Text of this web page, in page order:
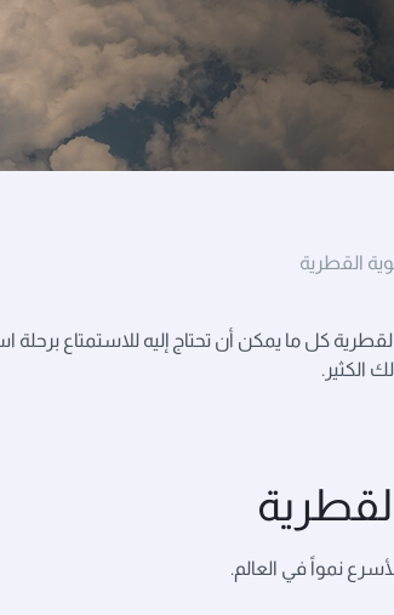
القطرية
كل ما يمكن أن تحتاج إليه للاستمتاع برحلة
الكثير.
نمواً في العالم.